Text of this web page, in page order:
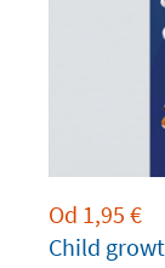
Od 1,95 €
Child